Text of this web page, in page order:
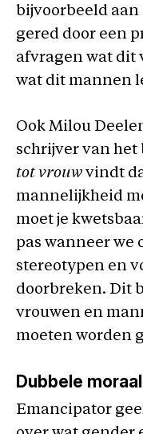
bijvoorbeeld
gered door een
afvragen wat dit
wat dit mannen
Ook Milou
schrijver van het
tot vrouw vindt
mannelijkheid
moet je
pas wanneer we
stereotypen en
doorbreken. Dit
vrouwen en
moeten worden
Dubbele moraal
Emancipator